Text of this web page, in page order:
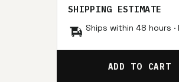
SHIPPING ESTIMATE
Ships within 48 hours
ADD TO CART